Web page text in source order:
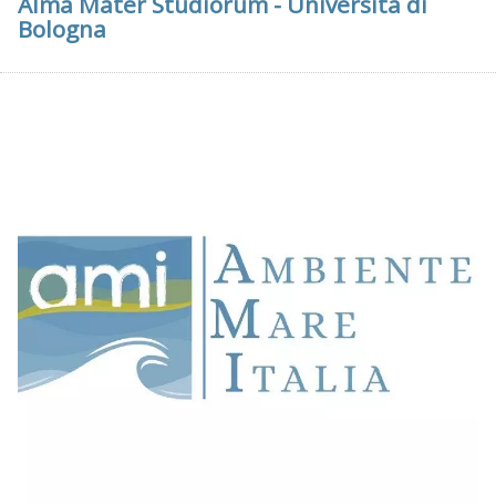
Bologna